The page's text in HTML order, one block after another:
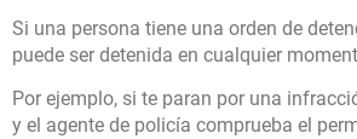
Si una persona tiene una orden de
puede ser detenida en cualquier
Por ejemplo, si te paran por una
y el agente de policía comprueba el